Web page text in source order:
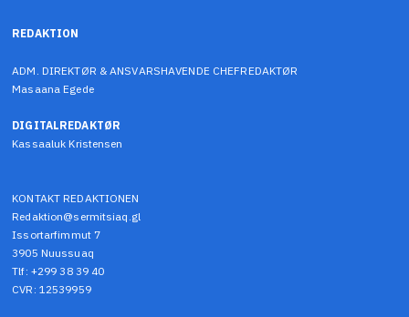
REDAKTION
ADM. DIREKTØR & ANSVARSHAVENDE CHEFREDAKTØR
Masaana Egede
DIGITALREDAKTØR
Kassaaluk Kristensen
KONTAKT REDAKTIONEN
Redaktion@sermitsiaq.gl
Issortarfimmut 7
3905 Nuussuaq
Tlf: +299 38 39 40
CVR: 12539959